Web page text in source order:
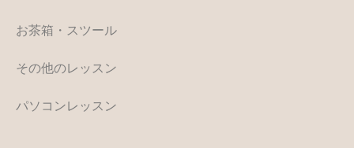
お茶箱・スツール
その他のレッスン
パソコンレッスン